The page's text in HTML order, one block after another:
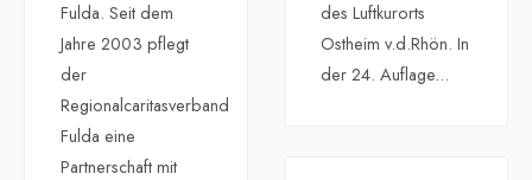
des Luftkurorts
Ostheim v.d.Rhön. In
der 24. Auflage...
Fulda. Seit dem
Jahre 2003 pflegt
der
Regionalcaritasverband
Fulda eine
Partnerschaft mit